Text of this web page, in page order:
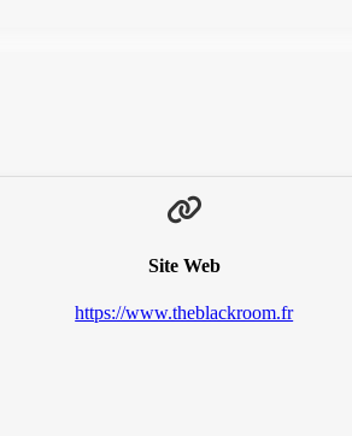
Site Web
https://www.theblackroom.fr